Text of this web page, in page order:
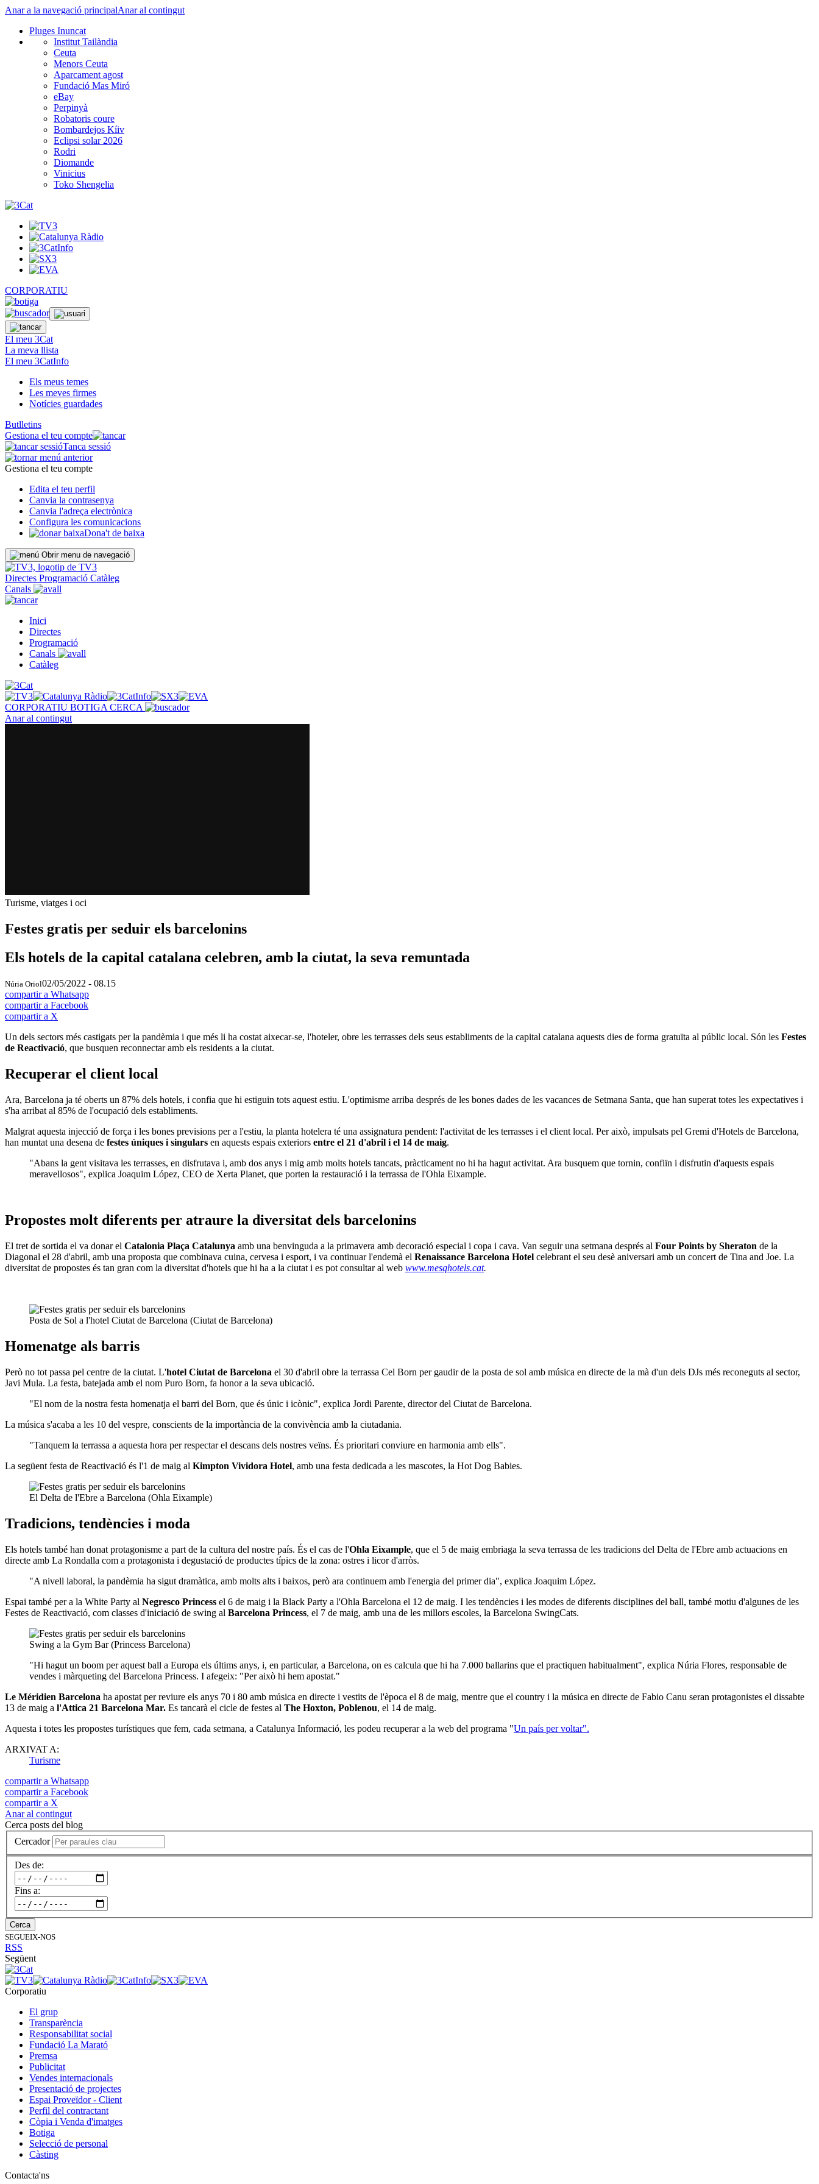
Anar a la navegació principalAnar al contingut
Pluges Inuncat
Institut Tailàndia
Ceuta
Menors Ceuta
Aparcament agost
Fundació Mas Miró
eBay
Perpinyà
Robatoris coure
Bombardejos Kíiv
Eclipsi solar 2026
Rodri
Diomande
Vinicius
Toko Shengelia
CORPORATIU
El meu 3Cat
La meva llista
El meu 3CatInfo
Els meus temes
Les meves firmes
Notícies guardades
Butlletins
Gestiona el teu compte
Tanca sessió
Gestiona el teu compte
Edita el teu perfil
Canvia la contrasenya
Canvia l'adreça electrònica
Configura les comunicacions
Dona't de baixa
Obrir menu de navegació
Directes Programació Catàleg
Canals
Inici
Directes
Programació
Canals
Catàleg
CORPORATIU BOTIGA CERCA
Anar al contingut
Turisme, viatges i oci
Festes gratis per seduir els barcelonins
Els hotels de la capital catalana celebren, amb la ciutat, la seva remuntada
Núria Oriol02/05/2022 - 08.15
compartir a Whatsapp
compartir a Facebook
compartir a X
Un dels sectors més castigats per la pandèmia i que més li ha costat aixecar-se, l'hoteler, obre les terrasses dels seus establiments de la capital catalana aquests dies de forma gratuïta al públic local. Són les Festes
de Reactivació, que busquen reconnectar amb els residents a la ciutat.
Recuperar el client local
Ara, Barcelona ja té oberts un 87% dels hotels, i confia que hi estiguin tots aquest estiu. L'optimisme arriba després de les bones dades de les vacances de Setmana Santa, que han superat totes les expectatives i
s'ha arribat al 85% de l'ocupació dels establiments.
Malgrat aquesta injecció de força i les bones previsions per a l'estiu, la planta hotelera té una assignatura pendent: l'activitat de les terrasses i el client local. Per això, impulsats pel Gremi d'Hotels de Barcelona,
han muntat una desena de festes úniques i singulars en aquests espais exteriors entre el 21 d'abril i el 14 de maig.
"Abans la gent visitava les terrasses, en disfrutava i, amb dos anys i mig amb molts hotels tancats, pràcticament no hi ha hagut activitat. Ara busquem que tornin, confiïn i disfrutin d'aquests espais
meravellosos", explica Joaquim López, CEO de Xerta Planet, que porten la restauració i la terrassa de l'Ohla Eixample.
Propostes molt diferents per atraure la diversitat dels barcelonins
El tret de sortida el va donar el Catalonia Plaça Catalunya amb una benvinguda a la primavera amb decoració especial i copa i cava. Van seguir una setmana després al Four Points by Sheraton de la
Diagonal el 28 d'abril, amb una proposta que combinava cuina, cervesa i esport, i va continuar l'endemà el Renaissance Barcelona Hotel celebrant el seu desè aniversari amb un concert de Tina and Joe. La
diversitat de propostes és tan gran com la diversitat d'hotels que hi ha a la ciutat i es pot consultar al web www.mesqhotels.cat.
Posta de Sol a l'hotel Ciutat de Barcelona (Ciutat de Barcelona)
Homenatge als barris
Però no tot passa pel centre de la ciutat. L'hotel Ciutat de Barcelona el 30 d'abril obre la terrassa Cel Born per gaudir de la posta de sol amb música en directe de la mà d'un dels DJs més reconeguts al sector,
Javi Mula. La festa, batejada amb el nom Puro Born, fa honor a la seva ubicació.
"El nom de la nostra festa homenatja el barri del Born, que és únic i icònic", explica Jordi Parente, director del Ciutat de Barcelona.
La música s'acaba a les 10 del vespre, conscients de la importància de la convivència amb la ciutadania.
"Tanquem la terrassa a aquesta hora per respectar el descans dels nostres veïns. És prioritari conviure en harmonia amb ells".
La següent festa de Reactivació és l'1 de maig al Kimpton Vividora Hotel, amb una festa dedicada a les mascotes, la Hot Dog Babies.
El Delta de l'Ebre a Barcelona (Ohla Eixample)
Tradicions, tendències i moda
Els hotels també han donat protagonisme a part de la cultura del nostre país. És el cas de l'Ohla Eixample, que el 5 de maig embriaga la seva terrassa de les tradicions del Delta de l'Ebre amb actuacions en
directe amb La Rondalla com a protagonista i degustació de productes típics de la zona: ostres i licor d'arròs.
"A nivell laboral, la pandèmia ha sigut dramàtica, amb molts alts i baixos, però ara continuem amb l'energia del primer dia", explica Joaquim López.
Espai també per a la White Party al Negresco Princess el 6 de maig i la Black Party a l'Ohla Barcelona el 12 de maig. I les tendències i les modes de diferents disciplines del ball, també motiu d'algunes de les
Festes de Reactivació, com classes d'iniciació de swing al Barcelona Princess, el 7 de maig, amb una de les millors escoles, la Barcelona SwingCats.
Swing a la Gym Bar (Princess Barcelona)
"Hi hagut un boom per aquest ball a Europa els últims anys, i, en particular, a Barcelona, on es calcula que hi ha 7.000 ballarins que el practiquen habitualment", explica Núria Flores, responsable de
vendes i màrqueting del Barcelona Princess. I afegeix: "Per això hi hem apostat."
Le Méridien Barcelona ha apostat per reviure els anys 70 i 80 amb música en directe i vestits de l'època el 8 de maig, mentre que el country i la música en directe de Fabio Canu seran protagonistes el dissabte
13 de maig a l'Attica 21 Barcelona Mar. Es tancarà el cicle de festes al The Hoxton, Poblenou, el 14 de maig.
Aquesta i totes les propostes turístiques que fem, cada setmana, a Catalunya Informació, les podeu recuperar a la web del programa "Un país per voltar".
ARXIVAT A:
Turisme
compartir a Whatsapp
compartir a Facebook
compartir a X
Anar al contingut
Cerca posts del blog
Cercador
Des de:
Fins a:
Cerca
SEGUEIX-NOS
RSS
Següent
Corporatiu
El grup
Transparència
Responsabilitat social
Fundació La Marató
Premsa
Publicitat
Vendes internacionals
Presentació de projectes
Espai Proveïdor - Client
Perfil del contractant
Còpia i Venda d'imatges
Botiga
Selecció de personal
Càsting
Contacta'ns